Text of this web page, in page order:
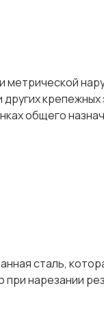
метрической
других
общего
которая
при